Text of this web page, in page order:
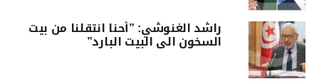
راشد الغنوشي: ”أحنا انتقلنا من بيت
السخون الى البيت البارد”